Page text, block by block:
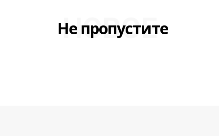
Не пропустите
НОВОЕ